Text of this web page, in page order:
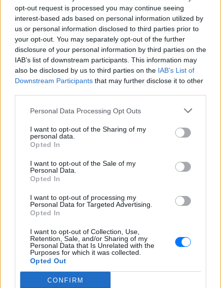
opt-out request is processed you may continue seeing
interest-based ads based on personal information utilized by
us or personal information disclosed to third parties prior to
your opt-out. You may separately opt-out of the further
disclosure of your personal information by third parties on the
IAB’s list of downstream participants. This information may
also be disclosed by us to third parties on the IAB’s List of
Downstream Participants that may further disclose it to other
Personal Data Processing Opt Outs
I want to opt-out of the Sharing of my
personal data.
Opted In
I want to opt-out of the Sale of my
Personal Data.
Opted In
I want to opt-out of processing my
Personal Data for Targeted Advertising.
Opted In
I want to opt-out of Collection, Use,
Retention, Sale, and/or Sharing of my
Personal Data that Is Unrelated with the
Purposes for which it was collected.
Opted Out
CONFIRM
Ατύχημα για τον Ιβάν Σβιτάιλο
στην Κέρκυρα: «Θα σηκωθώ πιο
δυνατός»
ΣΉΜΕΡΑ
Ο ηθοποιός και χορευτής μοιράστηκε
στο Instagram μια φωτογραφία από
πρόσφατη εξέτασή του, με ένα μήνυμα
Φοβερή ιστορία στον ΟΦΗ:
Ένας κάτοχος εισιτηρίου
διαρκείας είναι μόλις 2 μηνών
ΟΦΗ
φωτογραφίες με μαγιό στην
παραλία
Μέσα από ανάρτηση στο Instagram
μοιράστηκε στιγμές από τις
καλοκαιρινές της διακοπές στο νησί των
ανέμων